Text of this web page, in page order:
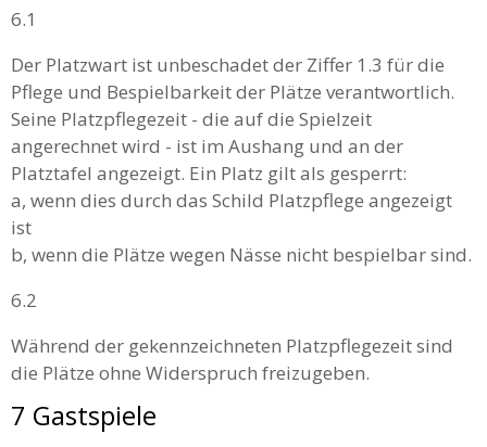
6.1
Der Platzwart ist unbeschadet der Ziffer 1.3 für die
Pflege und Bespielbarkeit der Plätze verantwortlich.
Seine Platzpflegezeit - die auf die Spielzeit
angerechnet wird - ist im Aushang und an der
Platztafel angezeigt. Ein Platz gilt als gesperrt:
a, wenn dies durch das Schild Platzpflege angezeigt
ist
b, wenn die Plätze wegen Nässe nicht bespielbar sind.
6.2
Während der gekennzeichneten Platzpflegezeit sind
die Plätze ohne Widerspruch freizugeben.
7 Gastspiele